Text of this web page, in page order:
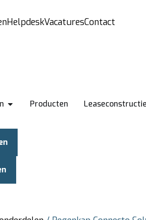
HelpdeskVacaturesContact
Producten